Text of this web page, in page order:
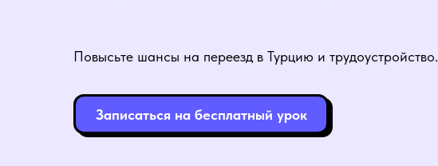
Записаться на бесплатный урок
Повысьте шансы на переезд в Турцию и трудоустройство.